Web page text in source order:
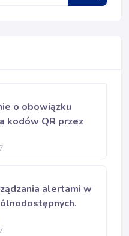
o obowiązku
kodów QR przez
alertami w